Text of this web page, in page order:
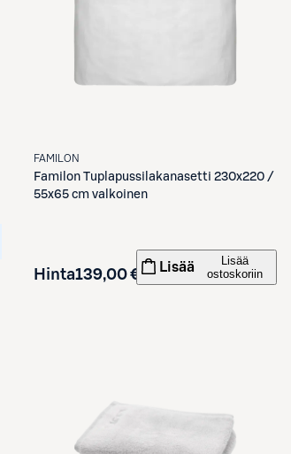
FAMILON
Familon Tuplapussilakanasetti 230x220 /
55x65 cm valkoinen
Hinta139,00 € Lisää
Lisää
ostoskoriin